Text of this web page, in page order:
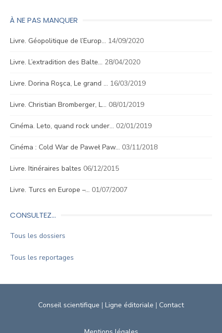
À NE PAS MANQUER
Livre. Géopolitique de l’Europ… 14/09/2020
Livre. L’extradition des Balte… 28/04/2020
Livre. Dorina Roşca, Le grand … 16/03/2019
Livre. Christian Bromberger, L… 08/01/2019
Cinéma. Leto, quand rock under… 02/01/2019
Cinéma : Cold War de Paweł Paw… 03/11/2018
Livre. Itinéraires baltes 06/12/2015
Livre. Turcs en Europe –… 01/07/2007
CONSULTEZ…
Tous les dossiers
Tous les reportages
Conseil scientifique | Ligne éditoriale | Contact